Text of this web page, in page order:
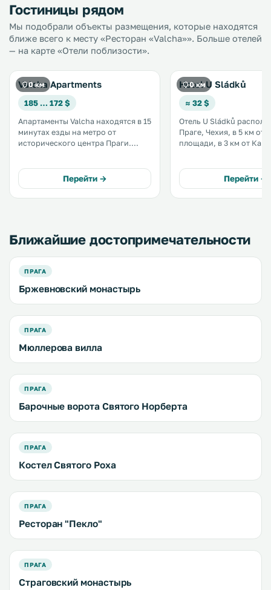
Гостиницы рядом
Мы подобрали объекты размещения, которые находятся
ближе всего к месту «Ресторан «Valcha»». Больше отелей
— на карте «Отели поблизости».
0 км
Valcha Apartments
185 … 172 $
Апартаменты Valcha находятся в 15
минутах езды на метро от
исторического центра Праги.
современной мебелью. В
апартаментах предоставляется
бесплатный Wi-Fi. Светлые
Перейти →
0 км
Hotel U Sládků
≈ 32 $
Отель U Sládků
Праге, Чехия, в 5 км от
площади, в 3 км от
району Прага 09. .
Перейти →
Ближайшие достопримечательности
ПРАГА
Бржевновский монастырь
ПРАГА
Мюллерова вилла
ПРАГА
Барочные ворота Святого Норберта
ПРАГА
Костел Святого Роха
ПРАГА
Ресторан "Пекло"
ПРАГА
Страговский монастырь